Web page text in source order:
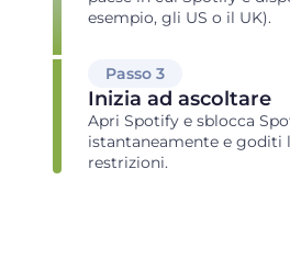
esempio, gli US o il UK).
Passo 3
Inizia ad ascoltare
Apri Spotify e sblocca
istantaneamente e goditi
restrizioni.